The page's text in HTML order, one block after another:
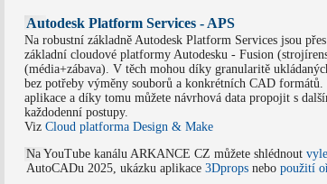
Autodesk Platform Services - APS
Na robustní základně Autodesk Platform Services jsou
základní cloudové platformy Autodesku - Fusion
(média+zábava). V těch mohou díky granularitě
bez potřeby výměny souborů a konkrétních CAD
aplikace a díky tomu můžete návrhová data propojit s
každodenní postupy.
Viz Cloud platforma Design & Make
Na YouTube kanálu ARKANCE CZ můžete shlédnout
AutoCADu 2025, ukázku aplikace 3Dpropsnebo použití